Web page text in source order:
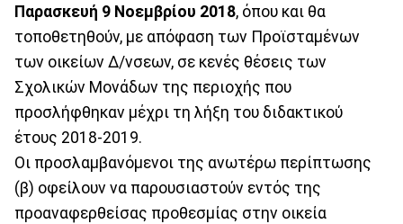
Παρασκευή 9 Νοεμβρίου 2018, όπου και θα
τοποθετηθούν, με απόφαση των Προϊσταμένων
των οικείων Δ/νσεων, σε κενές θέσεις των
Σχολικών Μονάδων της περιοχής που
προσλήφθηκαν μέχρι τη λήξη του διδακτικού
έτους 2018-2019.
Οι προσλαμβανόμενοι της ανωτέρω περίπτωσης
(β) οφείλουν να παρουσιαστούν εντός της
προαναφερθείσας προθεσμίας στην οικεία